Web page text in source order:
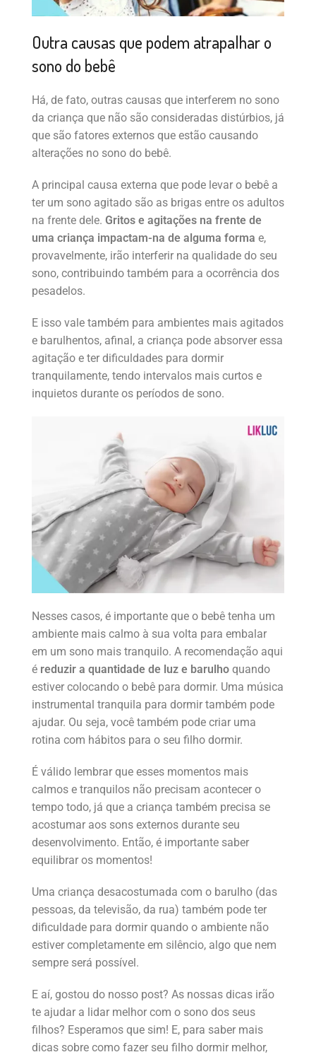
Outra causas que podem atrapalhar o
sono do bebê
Há, de fato, outras causas que interferem no sono
da criança que não são consideradas distúrbios, já
que são fatores externos que estão causando
alterações no sono do bebê.
A principal causa externa que pode levar o bebê a
ter um sono agitado são as brigas entre os adultos
na frente dele. Gritos e agitações na frente de
uma criança impactam-na de alguma forma e,
provavelmente, irão interferir na qualidade do seu
sono, contribuindo também para a ocorrência dos
pesadelos.
E isso vale também para ambientes mais agitados
e barulhentos, afinal, a criança pode absorver essa
agitação e ter dificuldades para dormir
tranquilamente, tendo intervalos mais curtos e
inquietos durante os períodos de sono.
Nesses casos, é importante que o bebê tenha um
ambiente mais calmo à sua volta para embalar
em um sono mais tranquilo. A recomendação aqui
é reduzir a quantidade de luz e barulho quando
estiver colocando o bebê para dormir. Uma música
instrumental tranquila para dormir também pode
ajudar. Ou seja, você também pode criar uma
rotina com hábitos para o seu filho dormir.
É válido lembrar que esses momentos mais
calmos e tranquilos não precisam acontecer o
tempo todo, já que a criança também precisa se
acostumar aos sons externos durante seu
desenvolvimento. Então, é importante saber
equilibrar os momentos!
Uma criança desacostumada com o barulho (das
pessoas, da televisão, da rua) também pode ter
dificuldade para dormir quando o ambiente não
estiver completamente em silêncio, algo que nem
sempre será possível.
E aí, gostou do nosso post? As nossas dicas irão
te ajudar a lidar melhor com o sono dos seus
filhos? Esperamos que sim! E, para saber mais
dicas sobre como fazer seu filho dormir melhor,